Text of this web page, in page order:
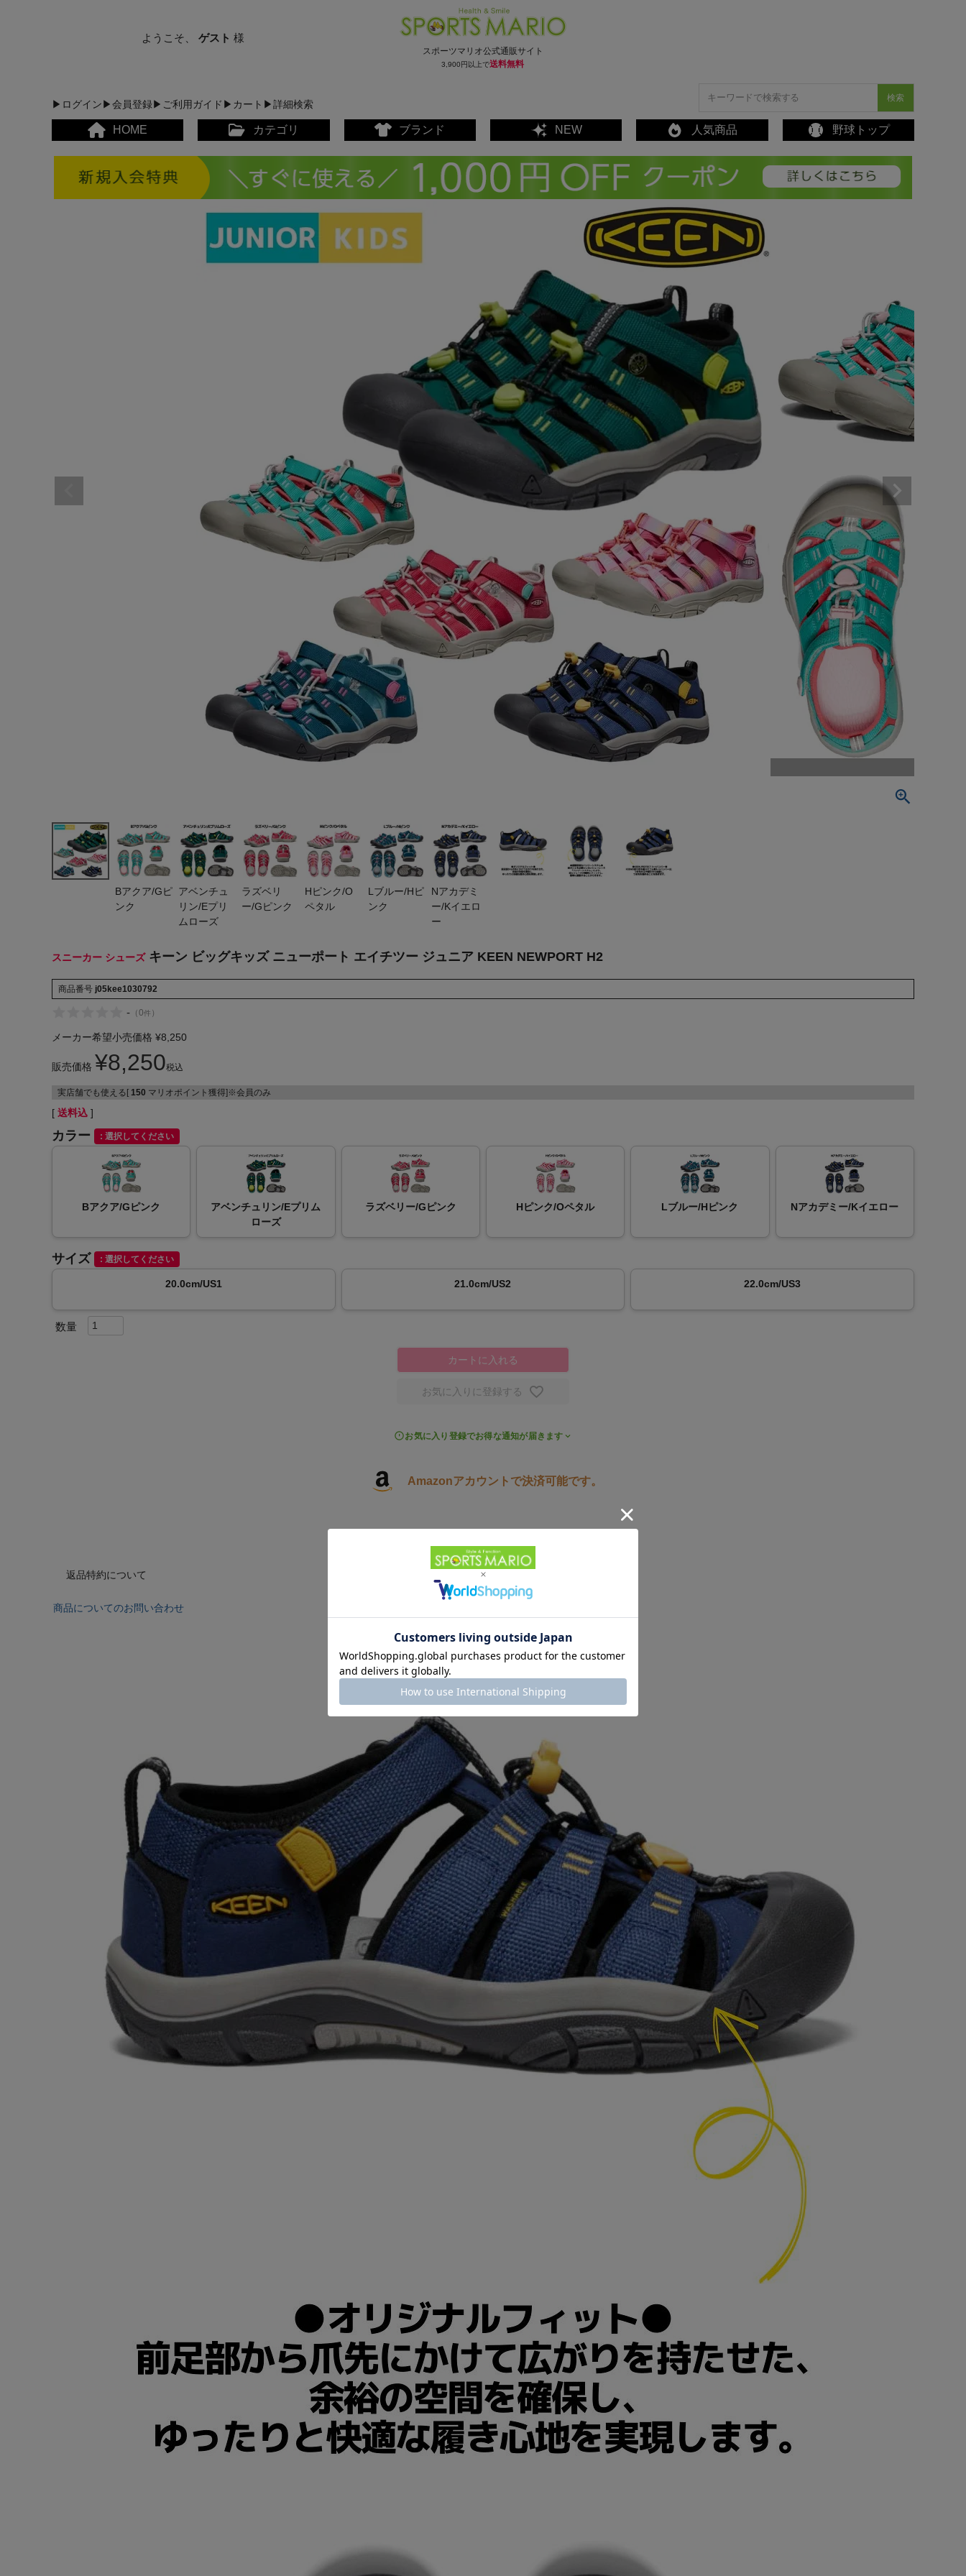
スポーツマリオ公式通販サイト
3,900円以上で送料無料
ようこそ、 ゲスト様
▶ログイン▶会員登録▶ご利用ガイド ▶カート ▶詳細検索
検索
HOME カテゴリ
メンズカジュアルウェア
サンダル･シューズその他
アウトドア 登山
キャップ･ハット･ニット
全てのカテゴリを見る
キャンプ・フェス
旅行
プレゼント
子育て
全てのシーンを見る
サックス SAXX
ブランド NEW 人気商品 野球トップ
Bアクア/Gピ
ンク
アベンチュ
リン/Eプリ
ムローズ
ラズベリ
ー/Gピンク
Hピンク/O
ペタル
Lブルー/Hピ
ンク
Nアカデミ
ー/Kイエロ
ー
スニーカー シューズ キーン ビッグキッズ ニューポート エイチツー ジュニア KEEN NEWPORT H2
商品番号 j05kee1030792
- （0件 ）
メーカー希望小売価格 ¥8,250
販売価格 ¥8,250税込
実店舗でも使える[ 150 マリオポイント獲得]※会員のみ
送料込
カラー 選択してください
Bアクア/Gピンク
アベンチュリン/Eプリム
ローズ
ラズベリー/Gピンク Hピンク/Oペタル Lブルー/Hピンク Nアカデミー/Kイエロー
サイズ 選択してください
20.0cm/US1 21.0cm/US2 22.0cm/US3
カートに入れる
お気に入りに登録する
お気に入り登録でお得な通知が届きます
Amazonアカウントで決済可能です。
返品特約について
商品についてのお問い合わせ